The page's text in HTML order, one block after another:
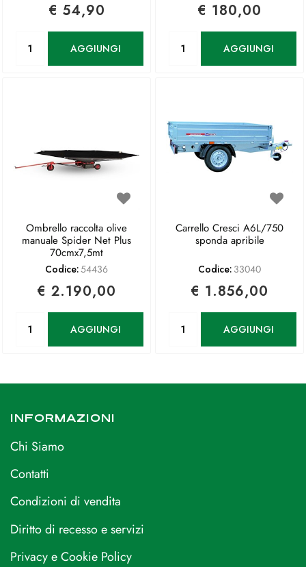
€ 54,90
AGGIUNGI
€ 180,00
AGGIUNGI
Ombrello raccolta olive
manuale Spider Net Plus
70cmx7,5mt
Codice:54436
€ 2.190,00
AGGIUNGI
Carrello Cresci A6L/750
sponda apribile
Codice: 33040
€ 1.856,00
AGGIUNGI
INFORMAZIONI
Chi Siamo
Contatti
Condizioni di vendita
Diritto di recesso e servizi
Privacy e Cookie Policy